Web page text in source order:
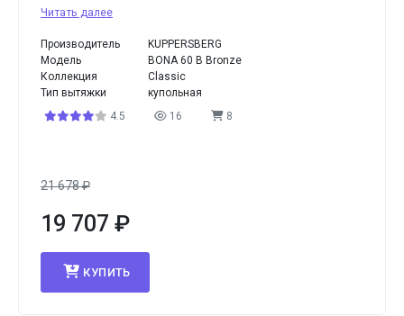
Читать далее
Производитель
KUPPERSBERG
Модель
BONA 60 B Bronze
Коллекция
Classic
Тип вытяжки
купольная
4.5
16 8
21 678₽
19 707 ₽
КУПИТЬ